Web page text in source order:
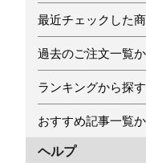
最近チェックした
過去のご注文一覧
ランキングから探す
おすすめ記事一覧
ヘルプ